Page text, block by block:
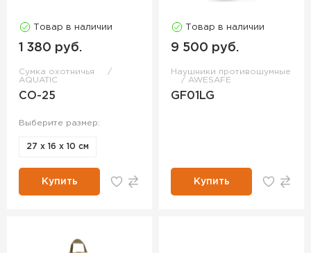
Товар в наличии
1 380 руб.
Сумка охотничья
AQUATIC
СО-25
Выберите размер:
27 х 16 х 10 см
Купить
Товар в наличии
9 500 руб.
Наушники противошумные
AWESAFE
GF01LG
Купить